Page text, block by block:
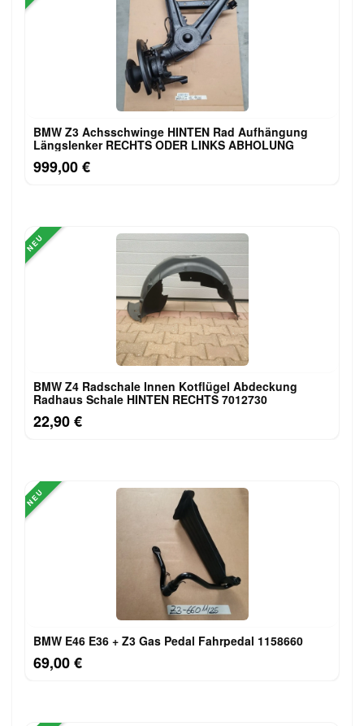
BMW Z3 Achsschwinge HINTEN Rad Aufhängung
Längslenker RECHTS ODER LINKS ABHOLUNG
999,00 €
NEU
BMW Z4 Radschale Innen Kotflügel Abdeckung
Radhaus Schale HINTEN RECHTS 7012730
22,90 €
NEU
BMW E46 E36 + Z3 Gas Pedal Fahrpedal 1158660
69,00 €